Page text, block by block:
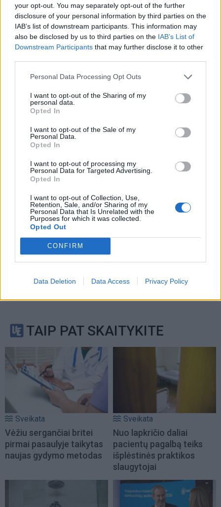
your opt-out. You may separately opt-out of the further
disclosure of your personal information by third parties on the
IAB’s list of downstream participants. This information may
also be disclosed by us to third parties on the IAB’s List of
Downstream Participants that may further disclose it to other
Personal Data Processing Opt Outs
I want to opt-out of the Sharing of my
personal data.
Opted In
I want to opt-out of the Sale of my
Personal Data.
Opted In
I want to opt-out of processing my
Personal Data for Targeted Advertising.
Opted In
I want to opt-out of Collection, Use,
Retention, Sale, and/or Sharing of my
Personal Data that Is Unrelated with the
Purposes for which it was collected.
Opted Out
CONFIRM
Data Deletion Data Access Privacy Policy
Komentaras
reCAPTCHA and the Google
Terms of
apply.
TAIP PAT SKAITYKITE
Sveikata
Vėžiu sergančiai britei
pirmai pasaulyje taikytas
naujas gydymo metodas
Sveikata
Nuo lapkričio daliai
pacientų pagalbą teiks
išplėstinės praktikos
slaugytojai